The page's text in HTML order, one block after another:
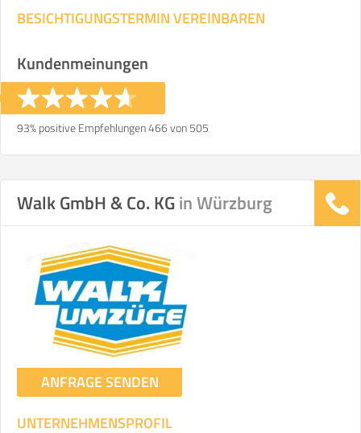
Stunden
KOSTENSCHÄTZUNG:
ICH MÖCHTE ANGEBOTE ANFORDERN
SO ERRECHNET SICH DIE KOSTENSCHÄTZUNG
BESICHTIGUNGSTERMIN VEREINBAREN
Kundenmeinungen
93% positive Empfehlungen 466 von 505
Walk GmbH & Co. KGin Würzburg
ANFRAGE SENDEN
UNTERNEHMENSPROFIL